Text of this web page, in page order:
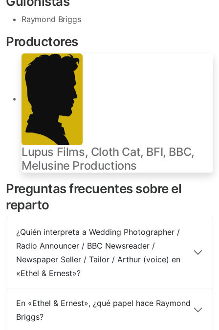
Raymond Briggs
Productores
Lupus Films, Cloth Cat, BFI, BBC,
Melusine Productions
Preguntas frecuentes sobre el
reparto
¿Quién interpreta a Wedding Photographer /
Radio Announcer / BBC Newsreader /
Newspaper Seller / Tailor / Arthur (voice) en
«Ethel & Ernest»?
En «Ethel & Ernest», ¿qué papel hace Raymond
Briggs?